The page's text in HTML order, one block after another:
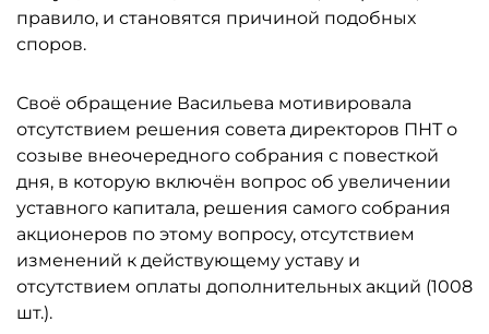
правило, и становятся причиной подобных
споров.
Своё обращение Васильева мотивировала
отсутствием решения совета директоров ПНТ о
созыве внеочередного собрания с повесткой
дня, в которую включён вопрос об увеличении
уставного капитала, решения самого собрания
акционеров по этому вопросу, отсутствием
изменений к действующему уставу и
отсутствием оплаты дополнительных акций (1008
шт.).